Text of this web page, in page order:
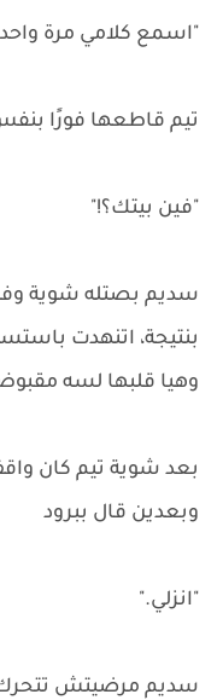
"اسمع كلامي مرة
تيم قاطعها فورًا بنفس
"فين بيتك؟!"
سديم بصتله شوية
بنتيجة، اتنهدت
وهيا قلبها لسه
بعد شوية تيم كان
وبعدين قال ببرود
"انزلي."
سديم مرضيتش